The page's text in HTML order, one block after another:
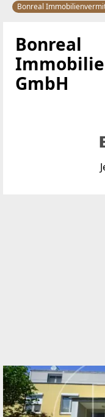
Bonreal
Bonreal
GmbH